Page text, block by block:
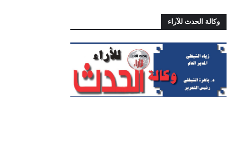
وكالة الحدث للآراء